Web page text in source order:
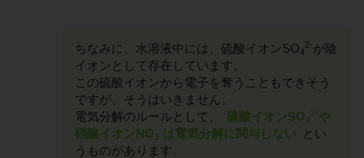
ちなみに、水溶液中には、硫酸イオンSO4
2-が陰
イオンとして存在しています。
この硫酸イオンから電子を奪うこともできそう
ですが、そうはいきません。
電気分解のルールとして、
硫酸イオンSO4
2-や
硝酸イオンNO3
-は電気分解に関与しない
とい
うものがあります。